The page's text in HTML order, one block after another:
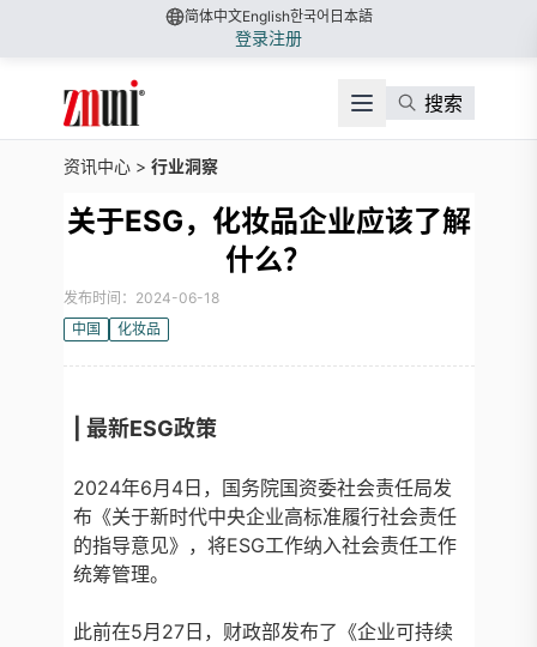
简体中文English한국어 日本語
登录注册
搜索
资讯中心 > 行业洞察
关于ESG，化妆品企业应该了解
什么？
发布时间：2024-06-18
中国
化妆品
| 最新ESG政策
2024年6月4日，国务院国资委社会责任局发
布《关于新时代中央企业高标准履行社会责任
的指导意见》，将ESG工作纳入社会责任工作
统筹管理。
此前在5月27日，财政部发布了《企业可持续